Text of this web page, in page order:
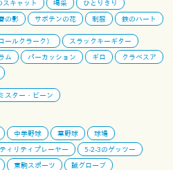
スキャット 喝采
ひとりきり
の影 サボテンの花 制服 鉄のハート
ールクラーク）
スラックキーギター
ム パーカッション ギロ
クラベスア
ミスター・ビーン
中学野球 草野球
球場
ィリティプレーヤー
5-2-3のゲッツー
東駒スポーツ
誠グローブ